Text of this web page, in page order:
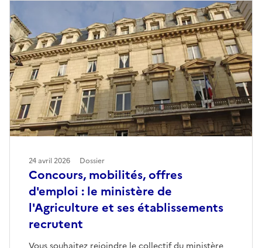
Concours, mobilités, offres
d'emploi : le ministère de
l'Agriculture et ses établissements
recrutent
24 avril 2026 Dossier